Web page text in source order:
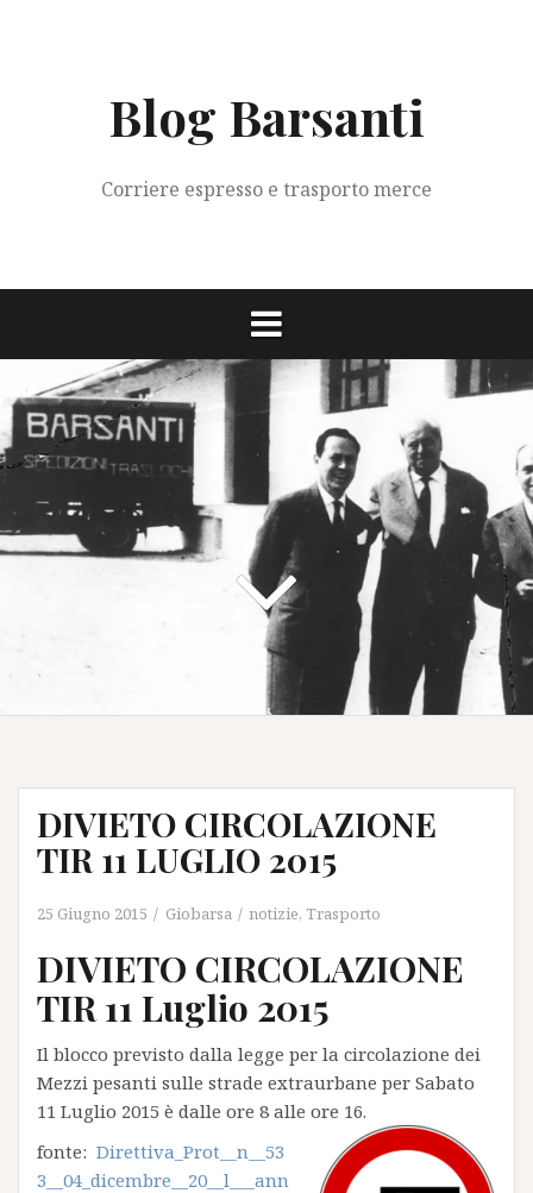
Blog Barsanti
Corriere espresso e trasporto merce
DIVIETO CIRCOLAZIONE
TIR 11 LUGLIO 2015
25 Giugno 2015 Giobarsa notizie, Trasporto
DIVIETO CIRCOLAZIONE
TIR 11 Luglio 2015
Il blocco previsto dalla legge per la circolazione dei
Mezzi pesanti sulle strade extraurbane per Sabato
11 Luglio 2015 è dalle ore 8 alle ore 16.
fonte: Direttiva_Prot__n__53
3__04_dicembre__20__l___ann